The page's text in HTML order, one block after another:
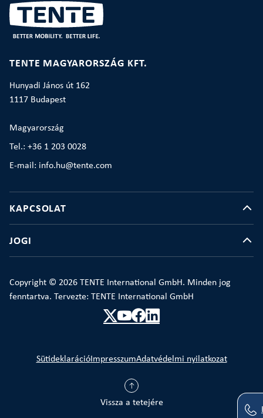
TENTE MAGYARORSZÁG KFT.
Hunyadi János út 162
1117 Budapest
Magyarország
Tel.: +36 1 203 0028
E-mail: info.hu@tente.com
KAPCSOLAT
JOGI
Copyright © 2026 TENTE International GmbH. Minden jog
fenntartva. Tervezte: TENTE International GmbH
Vissza a tetejére
SütideklarációImpresszumAdatvédelmi nyilatkozat